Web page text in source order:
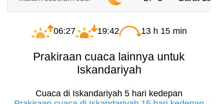
06:27 19:42 13 h 15 min
Prakiraan cuaca lainnya untuk
Iskandariyah
Cuaca di Iskandariyah 5 hari kedepan